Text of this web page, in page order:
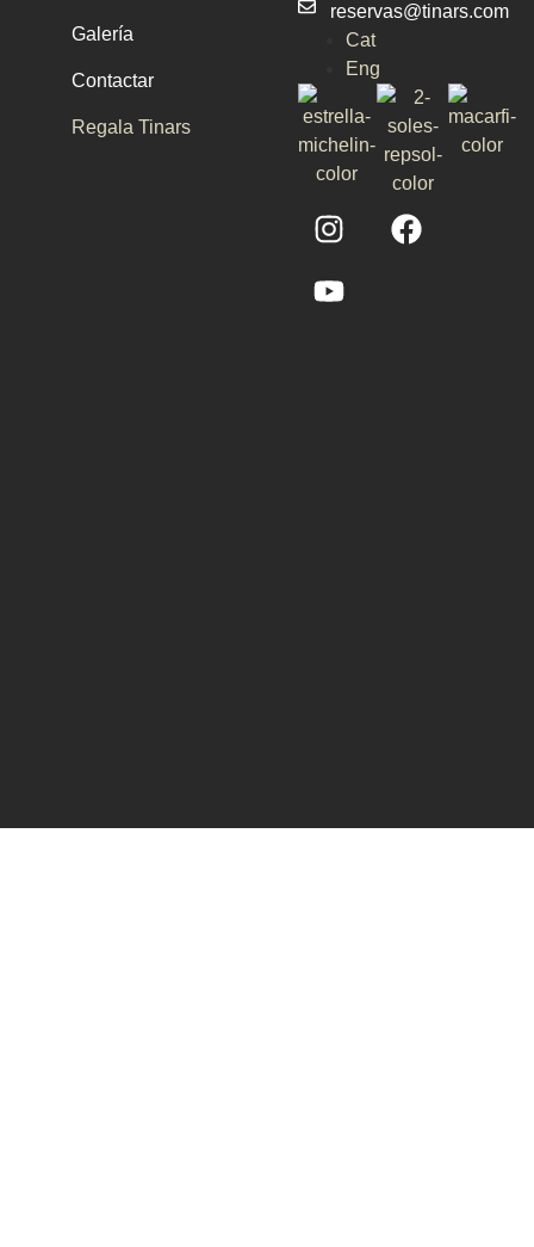
Galería
Contactar
Regala Tinars
reservas@tinars.com
Cat
Eng